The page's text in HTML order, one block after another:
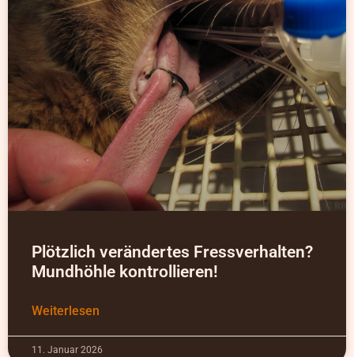
Plötzlich verändertes Fressverhalten?
Mundhöhle kontrollieren!
Weiterlesen
11. Januar 2026